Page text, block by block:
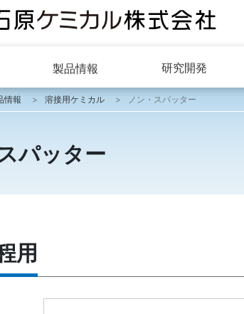
製品情報 研究開発
情報 溶接用ケミカル ノン・スパッター
パッター
用